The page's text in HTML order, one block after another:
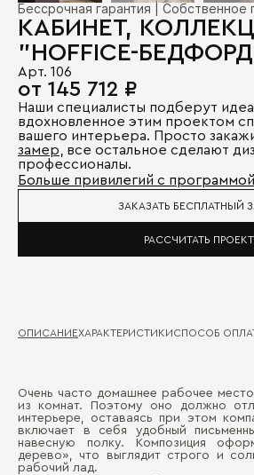
Бессрочная гарантия | Собственное
КАБИНЕТ,
"HOFFICE-
Арт. 106
от 145 712 ₽
Наши специалисты подберут
вдохновленное этим проектом
вашего интерьера. Просто
замер , все остальное сделают
профессионалы.
Больше привилегий с
ЗАКАЗАТЬ БЕСПЛАТНЫЙ
РАССЧИТАТЬ ПРОЕКТ
ОПИСАНИЕХАРАКТЕРИСТИКИСПОСОБ
Очень часто домашнее рабочее
из комнат. Поэтому оно должно
интерьере, оставаясь при этом
включает в себя удобный
навесную полку. Композиция
дерево», что выглядит строго и
рабочий лад.